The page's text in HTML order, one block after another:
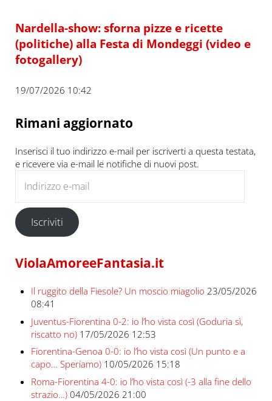
Nardella-show: sforna pizze e ricette
(politiche) alla Festa di Mondeggi (video e
fotogallery)
19/07/2026 10:42
Rimani aggiornato
Inserisci il tuo indirizzo e-mail per iscriverti a questa testata,
e ricevere via e-mail le notifiche di nuovi post.
Iscriviti
ViolaAmoreeFantasia.it
Il ruggito della Fiesole? Un moscio miagolio 23/05/2026
08:41
Juventus-Fiorentina 0-2: io l’ho vista così (Goduria sì,
riscatto no) 17/05/2026 12:53
Fiorentina-Genoa 0-0: io l’ho vista così (Un punto e a
capo… Speriamo) 10/05/2026 15:18
Roma-Fiorentina 4-0: io l’ho vista così (-3 alla fine dello
strazio…) 04/05/2026 21:00